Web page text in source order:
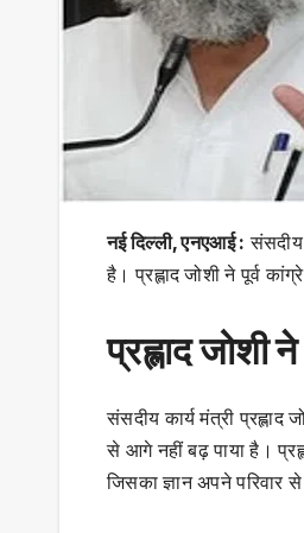
नई दिल्ली, एनएआई : संसदीय
है। प्रह्लाद जोशी ने पूर्व
प्रह्लाद जोशी
संसदीय कार्य मंत्री प्रह्लाद
से आगे नहीं बढ़ पाया है।
जिसका ज्ञान अपने परिवार